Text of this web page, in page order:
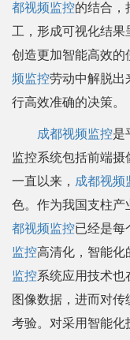
都视频监控的结合，
工，形成可视化结
创造更加智能高效
频监控劳动中解脱出
行高效准确的决策。
成都视频监控是
监控系统包括前端摄
一直以来， 成都视频
色。作为我国支柱产
都视频监控已经是每
监控高清化，智能化
监控系统应用技术
图像数据，进而对
考验。对采用智能化